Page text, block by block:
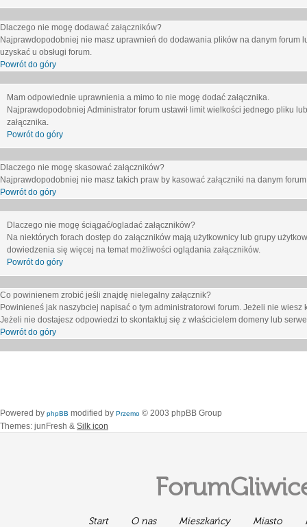
Dlaczego nie mogę dodawać załączników?
Najprawdopodobniej nie masz uprawnień do dodawania plików na danym forum
uzyskać u obsługi forum.
Powrót do góry
Mam odpowiednie uprawnienia a mimo to nie mogę dodać załącznika.
Najprawdopodobniej Administrator forum ustawił limit wielkości jednego pliku
załącznika.
Powrót do góry
Dlaczego nie mogę skasować załączników?
Najprawdopodobniej nie masz takich praw by kasować załączniki na danym
Powrót do góry
Dlaczego nie mogę ściągać/ogladać załączników?
Na niektórych forach dostęp do załączników mają użytkownicy lub grupy
dowiedzenia się więcej na temat możliwości oglądania załączników.
Powrót do góry
Co powinienem zrobić jeśli znajdę nielegalny załącznik?
Powinieneś jak naszybciej napisać o tym administratorowi forum. Jeżeli nie
Jeżeli nie dostajesz odpowiedzi to skontaktuj się z właścicielem domeny lub
Powrót do góry
Powered by phpBB modified by Przemo © 2003 phpBB Group
Themes: junFresh & Silk icon
Start O nas Mieszkańcy Miasto